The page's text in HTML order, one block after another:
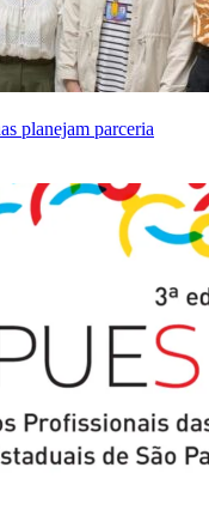
planejam parceria